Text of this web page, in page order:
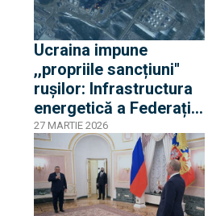
Ucraina impune
,,propriile sancțiuni''
ruşilor: Infrastructura
energetică a Federației
Ruse este sub asediu
şi ,,arde uniform''
27 MARTIE 2026